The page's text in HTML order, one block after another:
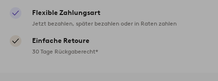
Flexible Zahlungsart
Jetzt bezahlen, später bezahlen oder in Raten zahlen
Einfache Retoure
30 Tage Rückgaberecht*